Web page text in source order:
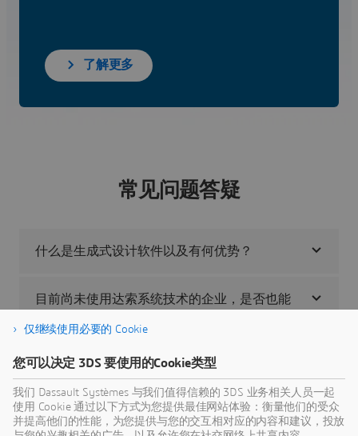
了解更多
常见问题答疑
什么是生成式设计软件以及有何优势？
目前尚未使用达索系统技术的企业，是否也能
如何了解更多关于 3D UNIVERSES 的信息？
如何开始使用 3D UNIVERSES？
仅继续使用必要的 Cookie
您可以决定 3DS 要使用的Cookie类型
我们 Dassault Systèmes 与我们值得信赖的 3DS 业务相关人员一起
使用 Cookie 通过以下方式为您提供最佳网站体验：衡量他们的受众
并提高他们的性能，为您提供与您的交互相对应的内容和建议，投放